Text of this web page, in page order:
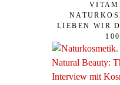
LIEBEN WIR